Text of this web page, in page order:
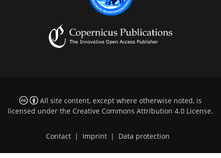
All site content, except where otherwise noted, is
licensed under the Creative Commons Attribution 4.0 License.
Contact | Imprint | Data protection